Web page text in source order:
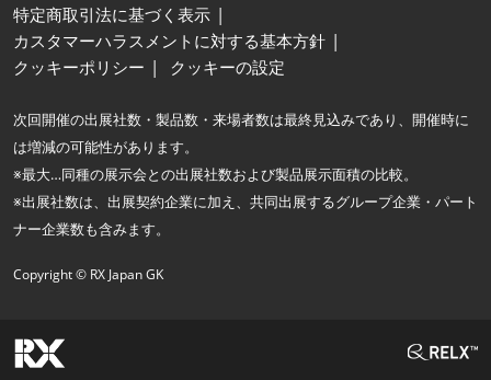
特定商取引法に基づく表示
カスタマーハラスメントに対する基本方針
クッキーポリシー
クッキーの設定
次回開催の出展社数・製品数・来場者数は最終見込みであり、開催時に
は増減の可能性があります。
※最大…同種の展示会との出展社数および製品展示面積の比較。
※出展社数は、出展契約企業に加え、共同出展するグループ企業・パート
ナー企業数も含みます。
Copyright © RX Japan GK